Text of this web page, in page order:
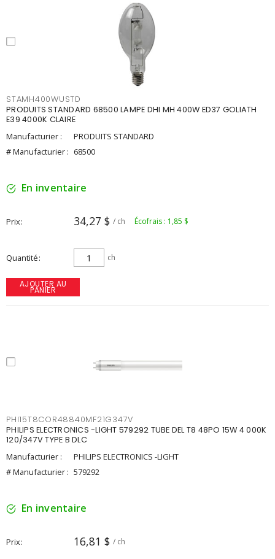
STAMH400WUSTD
PRODUITS STANDARD 68500 LAMPE DHI MH 400W ED37 GOLIATH
E39 4000K CLAIRE
Manufacturier :
PRODUITS STANDARD
# Manufacturier : 68500
En inventaire
Prix 34,27 $ / ch Écofrais : 1,85 $
Quantité ch
AJOUTER AU
PANIER
PHI15T8COR48840MF21G347V
PHILIPS ELECTRONICS -LIGHT 579292 TUBE DEL T8 48PO 15W 4 000K
120/347V TYPE B DLC
Manufacturier :
PHILIPS ELECTRONICS -LIGHT
# Manufacturier : 579292
En inventaire
Prix 16,81 $ / ch